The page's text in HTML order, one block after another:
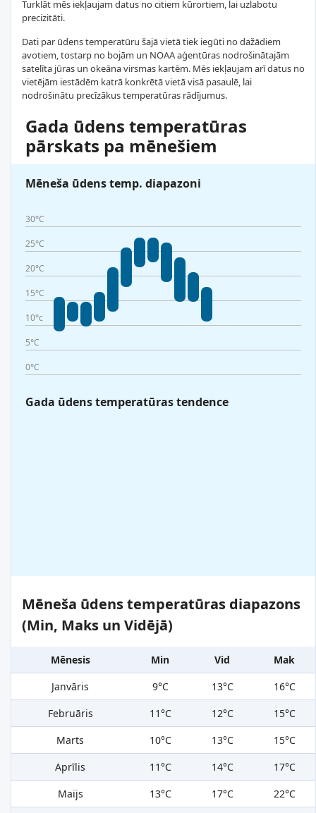
Turklāt mēs iekļaujam datus no citiem kūrortiem, lai uzlabotu
precizitāti.
Dati par ūdens temperatūru šajā vietā tiek iegūti no dažādiem
avotiem, tostarp no bojām un NOAA aģentūras nodrošinātajām
satelīta jūras un okeāna virsmas kartēm. Mēs iekļaujam arī datus no
vietējām iestādēm katrā konkrētā vietā visā pasaulē, lai
nodrošinātu precīzākus temperatūras rādījumus.
Gada ūdens temperatūras
pārskats pa mēnešiem
Mēneša ūdens temp. diapazoni
30°C
25°C
20°C
15°C
10°c
5°C
0°C
Gada ūdens temperatūras tendence
Mēneša ūdens temperatūras diapazons
(Min, Maks un Vidējā)
Mēnesis Min Vid
Mak
Janvāris
9°C 13°C
16°C
Februāris
11°C 12°C
15°C
Marts
10°C 13°C
15°C
Aprīlis
11°C 14°C
17°C
Maijs
13°C 17°C
22°C